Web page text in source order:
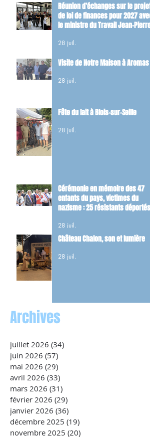
Réunion d’échanges sur le projet
de loi de finances pour 2027 avec
le ministre du Travail Jean-Pierre
28 juil.
Visite de Notre Maison à Aromas
28 juil.
Fête du lait à Blois-sur-Seille
28 juil.
Cérémonie en mémoire des 47
enfants du pays, victimes du
nazisme : 25 résistants déportés
maquis.
28 juil.
Château Chalon, son et lumière
28 juil.
Archives
juillet 2026 (34)
juin 2026 (57)
mai 2026 (29)
avril 2026 (33)
mars 2026 (31)
février 2026 (29)
janvier 2026 (36)
décembre 2025 (19)
novembre 2025 (20)